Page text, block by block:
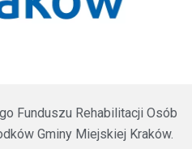
Funduszu Rehabilitacji Osób
Gminy Miejskiej Kraków.